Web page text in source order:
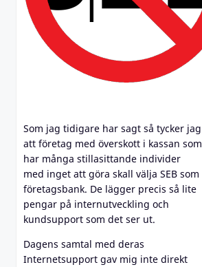
Som jag tidigare har sagt så tycker jag
att företag med överskott i kassan som
har många stillasittande individer
med inget att göra skall välja SEB som
företagsbank. De lägger precis så lite
pengar på internutveckling och
kundsupport som det ser ut.
Dagens samtal med deras
Internetsupport gav mig inte direkt